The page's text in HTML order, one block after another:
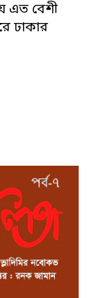
এত বেশী
ঢাকার